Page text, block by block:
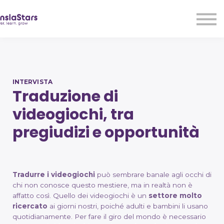
Sign up
INTERVISTA
Traduzione di
videogiochi, tra
pregiudizi e opportunità
Tradurre i videogiochi può sembrare banale agli occhi di
chi non conosce questo mestiere, ma in realtà non è
affatto così. Quello dei videogiochi è un settore molto
ricercato ai giorni nostri, poiché adulti e bambini li usano
quotidianamente. Per fare il giro del mondo è necessario